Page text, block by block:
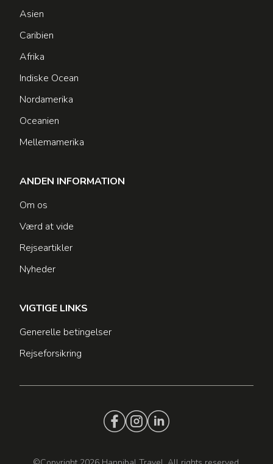
Asien
Caribien
Afrika
Indiske Ocean
Nordamerika
Oceanien
Mellemamerika
ANDEN INFORMATION
Om os
Værd at vide
Rejseartikler
Nyheder
VIGTIGE LINKS
Generelle betingelser
Rejseforsikring